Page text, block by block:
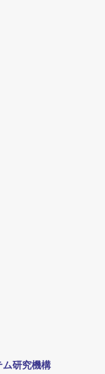
研究機構